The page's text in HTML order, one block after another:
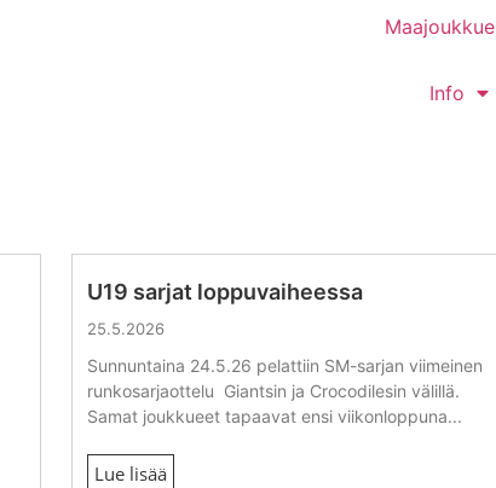
Maajoukkue
Info
U19 sarjat loppuvaiheessa
25.5.2026
Sunnuntaina 24.5.26 pelattiin SM-sarjan viimeinen
runkosarjaottelu Giantsin ja Crocodilesin välillä.
Samat joukkueet tapaavat ensi viikonloppuna...
Lue lisää